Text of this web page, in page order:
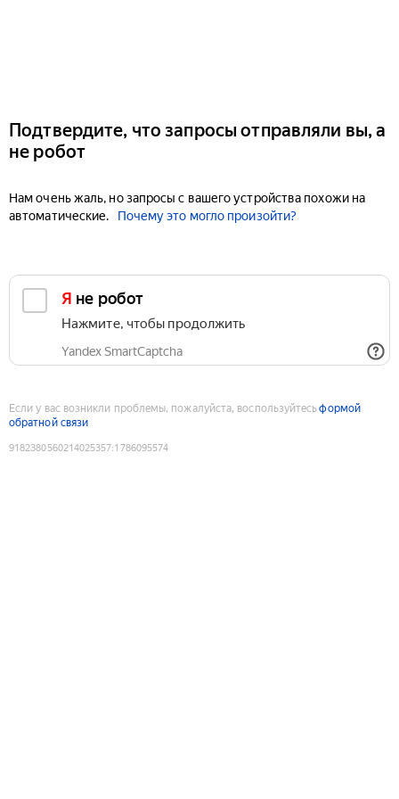
Подтвердите, что запросы отправляли вы, а
не робот
Нам очень жаль, но запросы с вашего устройства похожи на
автоматические.
Почему это могло произойти?
Я не робот
Нажмите, чтобы продолжить
Yandex SmartCaptcha
Если у вас возникли проблемы, пожалуйста, воспользуйтесьформой
обратной связи
9182380560214025357:1786095574